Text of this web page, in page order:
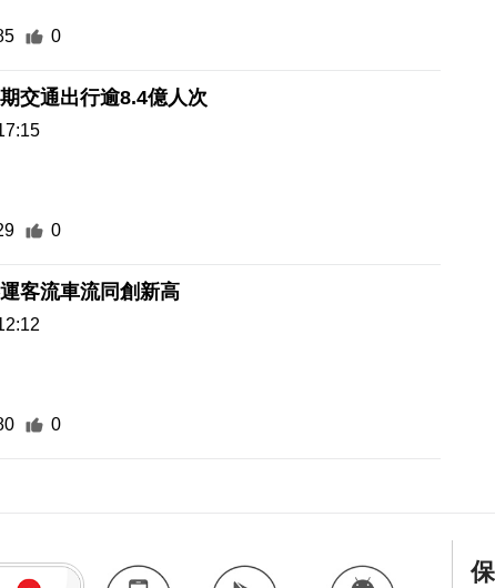
0
交通出行逾8.4億人次
0
客流車流同創新高
0